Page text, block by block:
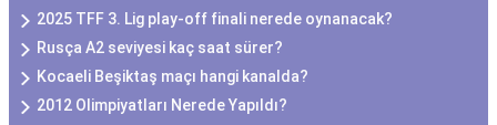
2025 TFF 3. Lig play-off finali nerede oynanacak?
Rusça A2 seviyesi kaç saat sürer?
Kocaeli Beşiktaş maçı hangi kanalda?
2012 Olimpiyatları Nerede Yapıldı?